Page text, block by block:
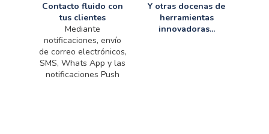
Contacto fluido con
tus clientes
Mediante
notificaciones, envío
de correo electrónicos,
SMS, Whats App y las
notificaciones Push
Y otras docenas de
herramientas
innovadoras...